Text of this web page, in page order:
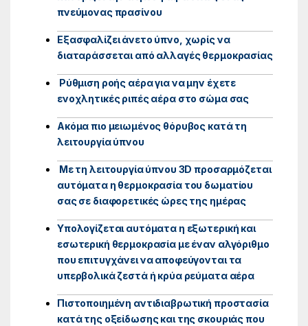
πνεύμονας πρασίνου
Εξασφαλίζει άνετο ύπνο, χωρίς να
διαταράσσεται από αλλαγές θερμοκρασίας
Ρύθμιση ροής αέρα για να μην έχετε
ενοχλητικές ριπές αέρα στο σώμα σας
Ακόμα πιο μειωμένος θόρυβος κατά τη
λειτουργία ύπνου
Με τη λειτουργία ύπνου 3D προσαρμόζεται
αυτόματα η θερμοκρασία του δωματίου
σας σε διαφορετικές ώρες της ημέρας
Υπολογίζεται αυτόματα η εξωτερική και
εσωτερική θερμοκρασία με έναν αλγόριθμο
που επιτυγχάνει να αποφεύγονται τα
υπερβολικά ζεστά ή κρύα ρεύματα αέρα
Πιστοποιημένη αντιδιαβρωτική προστασία
κατά της οξείδωσης και της σκουριάς που